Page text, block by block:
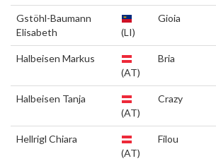
Gstöhl-Baumann
Elisabeth
(LI)
Gioia
Halbeisen Markus
(AT)
Bria
Halbeisen Tanja
(AT)
Crazy
Hellrigl Chiara
(AT)
Filou